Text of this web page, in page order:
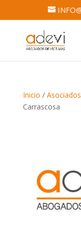
Inicio /
Carrascosa